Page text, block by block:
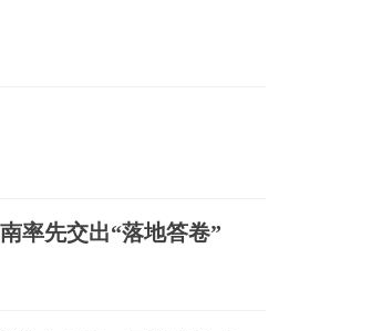
率先交出“落地答卷”